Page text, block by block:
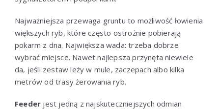
Najważniejsza przewaga gruntu to możliwość łowienia
większych ryb, które często ostrożnie pobierają
pokarm z dna. Największa wada: trzeba dobrze
wybrać miejsce. Nawet najlepsza przynęta niewiele
da, jeśli zestaw leży w mule, zaczepach albo kilka
metrów od trasy żerowania ryb.
Feeder jest jedną z najskuteczniejszych odmian